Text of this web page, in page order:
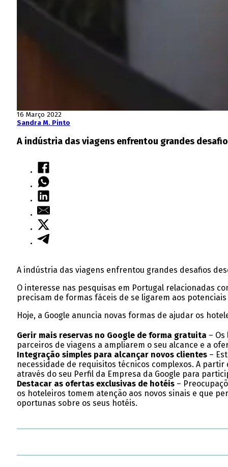
16 Março 2022
Sandra M. Pinto
A indústria das viagens enfrentou grandes
A indústria das viagens enfrentou grandes desafios
O interesse nas pesquisas em Portugal relacionadas
precisam de formas fáceis de se ligarem aos
Hoje, a Google anuncia novas formas de ajudar os
Gerir mais reservas no Google de forma gratuita –
parceiros de viagens a ampliarem o seu alcance e a
Integração simples para alcançar novos clientes–
necessidade de requisitos técnicos complexos. A
através do seu Perfil da Empresa da Google para
Destacar as ofertas exclusivas de hotéis–
os hoteleiros tomem atenção aos novos sinais e que
oportunas sobre os seus hotéis.